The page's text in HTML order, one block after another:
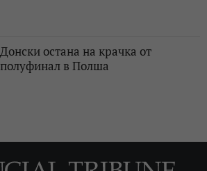
Донски остана на крачка от
полуфинал в Полша